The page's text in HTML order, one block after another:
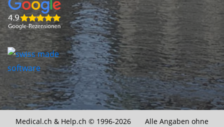
Medical.ch & Help.ch © 1996-2026 Alle Angaben ohne